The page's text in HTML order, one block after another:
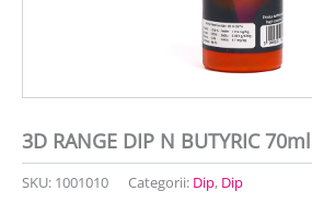
3D RANGE DIP N BUTYRIC 70ml
SKU: 1001010 Categorii: Dip, Dip